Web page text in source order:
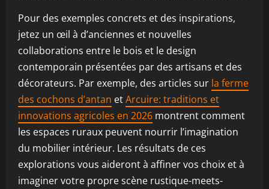
Pour des exemples concrets et des inspirations,
jetez un œil à d’anciennes et nouvelles
collaborations entre le bois et le design
contemporain présentées par des artisans et des
décorateurs. Par exemple, des articles sur la ferme
des cochons d’antan etArcuire: traditions et
innovations agricoles en 2026 montrent comment
les espaces ruraux peuvent nourrir l’imagination
du mobilier intérieur. Les résultats de ces
explorations vous aideront à affiner vos choix et à
imaginer votre propre scène rustique-meets-